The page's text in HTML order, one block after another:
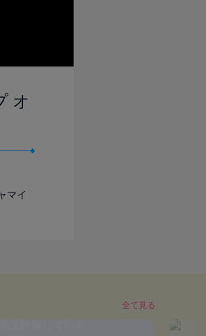
オ
マイ
全て見る